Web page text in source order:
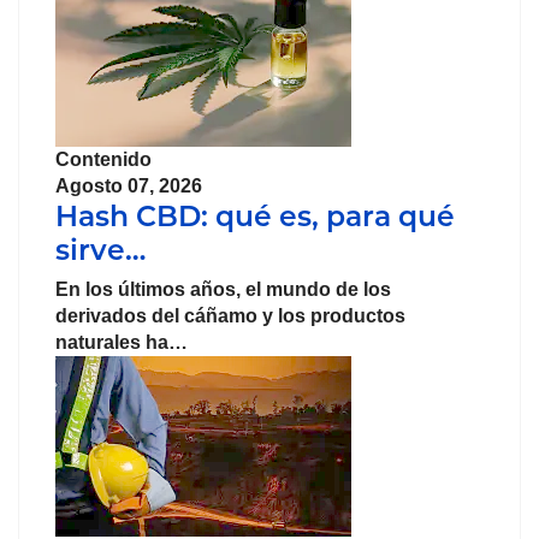
Contenido
Agosto 07, 2026
Hash CBD: qué es, para qué
sirve…
En los últimos años, el mundo de los
derivados del cáñamo y los productos
naturales ha…